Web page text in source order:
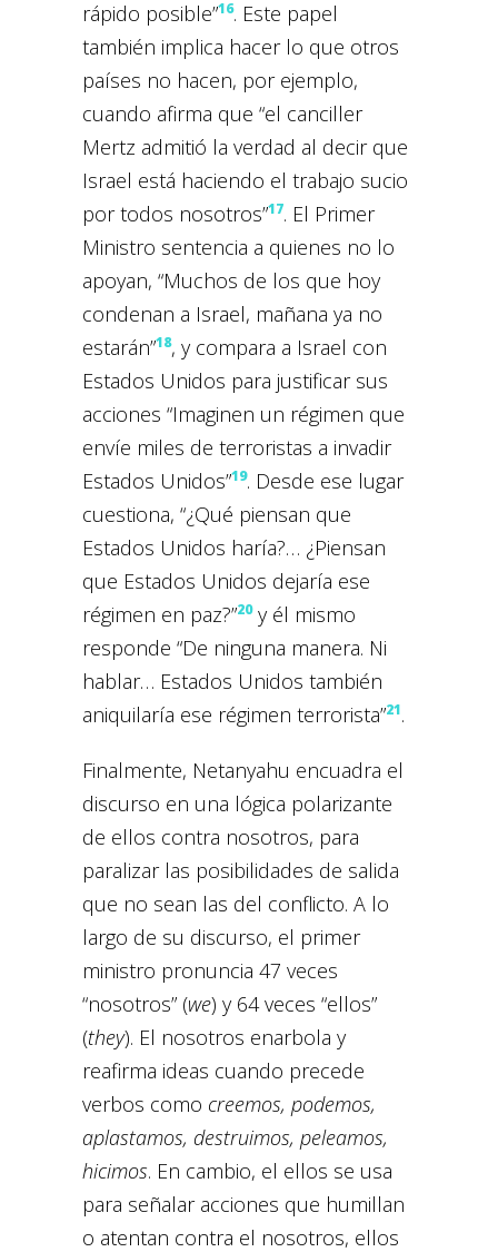
rápido posible”16. Este papel
también implica hacer lo que otros
países no hacen, por ejemplo,
cuando afirma que “el canciller
Mertz admitió la verdad al decir que
Israel está haciendo el trabajo sucio
por todos nosotros”17. El Primer
Ministro sentencia a quienes no lo
apoyan, “Muchos de los que hoy
condenan a Israel, mañana ya no
estarán”18, y compara a Israel con
Estados Unidos para justificar sus
acciones “Imaginen un régimen que
envíe miles de terroristas a invadir
Estados Unidos”19. Desde ese lugar
cuestiona, “¿Qué piensan que
Estados Unidos haría?… ¿Piensan
que Estados Unidos dejaría ese
régimen en paz?”20y él mismo
responde “De ninguna manera. Ni
hablar… Estados Unidos también
aniquilaría ese régimen terrorista”21.
Finalmente, Netanyahu encuadra el
discurso en una lógica polarizante
de ellos contra nosotros, para
paralizar las posibilidades de salida
que no sean las del conflicto. A lo
largo de su discurso, el primer
ministro pronuncia 47 veces
“nosotros” (we) y 64 veces “ellos”
(they). El nosotros enarbola y
reafirma ideas cuando precede
verbos como creemos, podemos,
aplastamos, destruimos, peleamos,
hicimos. En cambio, el ellos se usa
para señalar acciones que humillan
o atentan contra el nosotros, ellos